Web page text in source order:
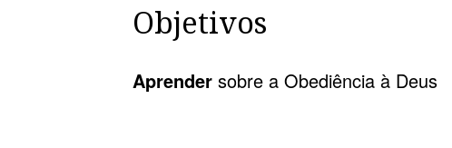
Objetivos
Aprendersobre a Obediência à Deus